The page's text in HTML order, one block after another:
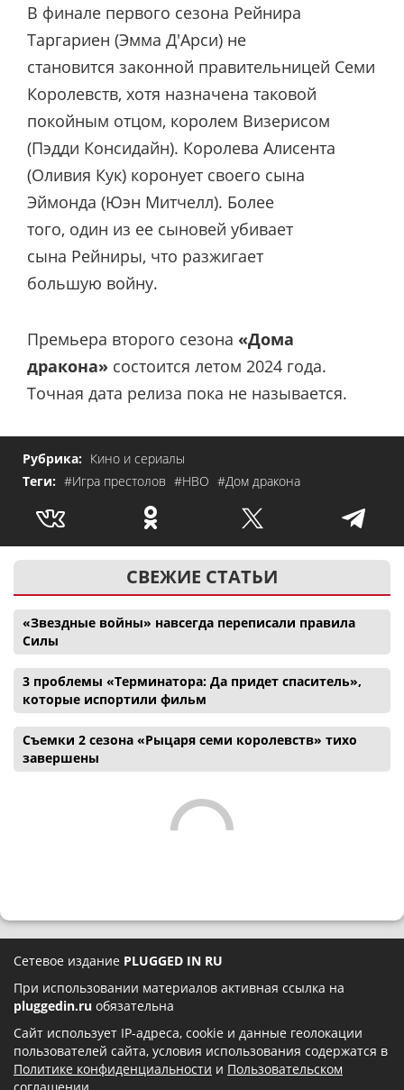
В финале первого сезона Рейнира
Таргариен (Эмма Д'Арси) не
становится законной правительницей Семи
Королевств, хотя назначена таковой
покойным отцом, королем Визерисом
(Пэдди Консидайн). Королева Алисента
(Оливия Кук) коронует своего сына
Эймонда (Юэн Митчелл). Более
того, один из ее сыновей убивает
сына Рейниры, что разжигает
большую войну.
Премьера второго сезона «Дома
дракона» состоится летом 2024 года.
Точная дата релиза пока не называется.
Рубрика: Кино и сериалы
Теги: #Игра престолов #HBO #Дом дракона
СВЕЖИЕ СТАТЬИ
«Звездные войны» навсегда переписали правила
Силы
3 проблемы «Терминатора: Да придет спаситель»,
которые испортили фильм
Съемки 2 сезона «Рыцаря семи королевств» тихо
завершены
Сетевое издание PLUGGED IN RU
При использовании материалов активная ссылка на
pluggedin.ru обязательна
Сайт использует IP-адреса, cookie и данные геолокации
пользователей сайта, условия использования содержатся в
Политике конфиденциальности и Пользовательском
соглашении